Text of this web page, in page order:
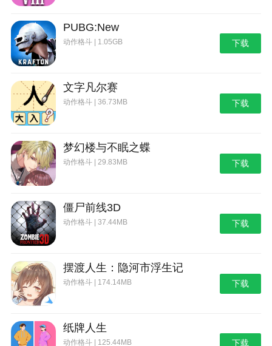
PUBG:New
动作格斗 | 1.05GB 下载
文字凡尔赛
动作格斗 | 36.73MB 下载
梦幻楼与不眠之蝶
动作格斗 | 29.83MB 下载
僵尸前线3D
动作格斗 | 37.44MB 下载
摆渡人生：隐河市浮生记
动作格斗 | 174.14MB 下载
纸牌人生
动作格斗 | 125.44MB 下载